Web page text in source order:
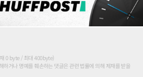
0 byte / 최대 400byte)
하거나 명예를 훼손하는 댓글은 관련 법률에 의해 제재를 받을